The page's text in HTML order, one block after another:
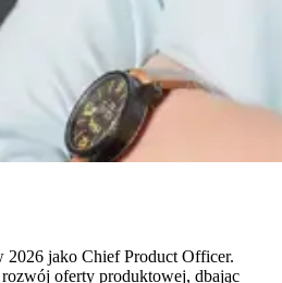
2026 jako Chief Product Officer.
oferty produktowej, dbając